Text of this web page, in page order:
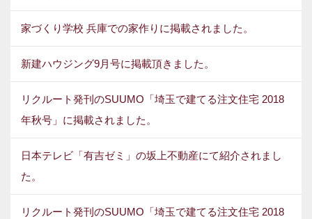
家づくり学校 兵庫での家作りに掲載されました。
新建ハウジング9月号に掲載頂きました。
リクルート発刊のSUUMO「埼玉で建てる注文住宅 2018
年秋号」に掲載されました。
日本テレビ「有吉ゼミ」の坂上不動産にて紹介されまし
た。
リクルート発刊のSUUMO「埼玉で建てる注文住宅 2018